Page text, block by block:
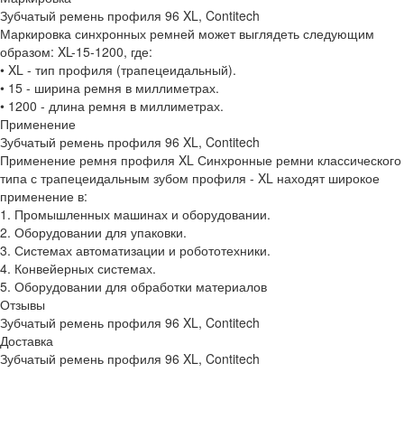
Зубчатый ремень профиля 96 XL, Contitech
Маркировка синхронных ремней может выглядеть следующим
образом: XL-15-1200, где:
• XL - тип профиля (трапецеидальный).
• 15 - ширина ремня в миллиметрах.
• 1200 - длина ремня в миллиметрах.
Применение
Зубчатый ремень профиля 96 XL, Contitech
Применение ремня профиля XL Синхронные ремни классического
типа с трапецеидальным зубом профиля - XL находят широкое
применение в:
1. Промышленных машинах и оборудовании.
2. Оборудовании для упаковки.
3. Системах автоматизации и робототехники.
4. Конвейерных системах.
5. Оборудовании для обработки материалов
Отзывы
Зубчатый ремень профиля 96 XL, Contitech
Доставка
Зубчатый ремень профиля 96 XL, Contitech